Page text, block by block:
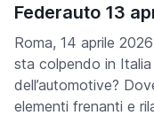
Federauto 13
Roma, 14 aprile
sta colpendo in
dell’automotive?
elementi frenanti e